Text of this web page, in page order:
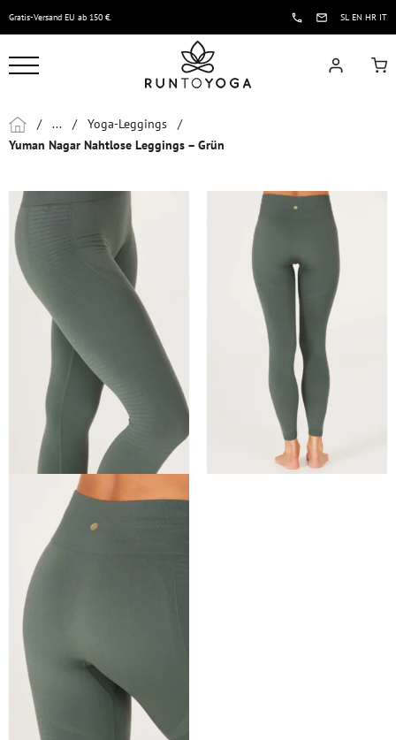
Gratis-Versand EU ab 150 €. SL EN HR IT
/ ... / Yoga-Leggings
/
Yuman Nagar Nahtlose Leggings – Grün